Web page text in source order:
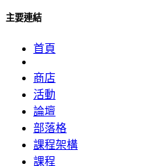
主要連結
首頁
商店
活動
論壇
部落格
課程架構
課程